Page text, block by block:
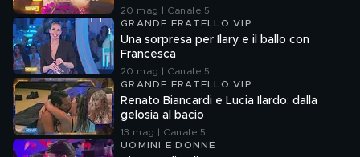
20 mag | Canale 5
GRANDE FRATELLO VIP
Una sorpresa per Ilary e il ballo con
Francesca
20 mag | Canale 5
GRANDE FRATELLO VIP
Renato Biancardi e Lucia Ilardo: dalla
gelosia al bacio
13 mag | Canale 5
UOMINI E DONNE